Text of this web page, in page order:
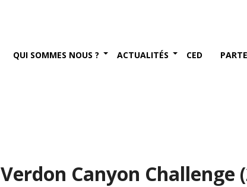
QUI SOMMES NOUS ? ACTUALITÉS CED
Verdon Canyon Challenge